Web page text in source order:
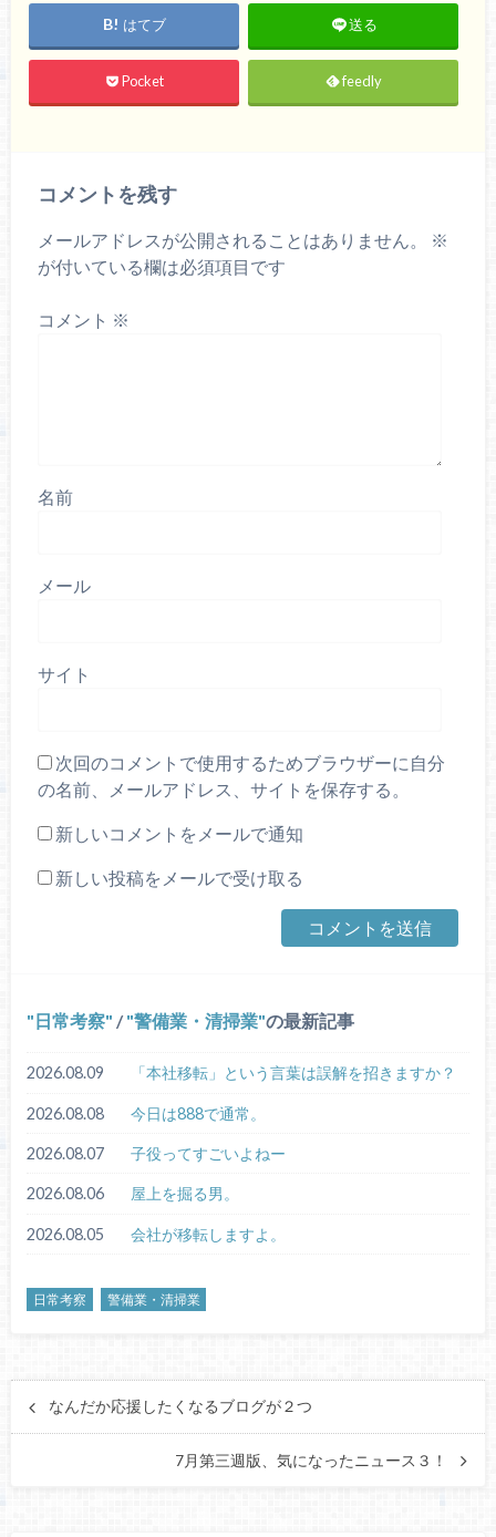
はてブ 送る
Pocket feedly
コメントを残す
メールアドレスが公開されることはありません。
※
が付いている欄は必須項目です
コメント ※
名前
メール
サイト
次回のコメントで使用するためブラウザーに自分
の名前、メールアドレス、サイトを保存する。
新しいコメントをメールで通知
新しい投稿をメールで受け取る
日常考察 / 警備業・清掃業 の最新記事
2026.08.09 「本社移転」という言葉は誤解を招きますか？
2026.08.08 今日は888で通常。
2026.08.07 子役ってすごいよねー
2026.08.06 屋上を掘る男。
2026.08.05 会社が移転しますよ。
日常考察 警備業・清掃業
なんだか応援したくなるブログが２つ
7月第三週版、気になったニュース３！